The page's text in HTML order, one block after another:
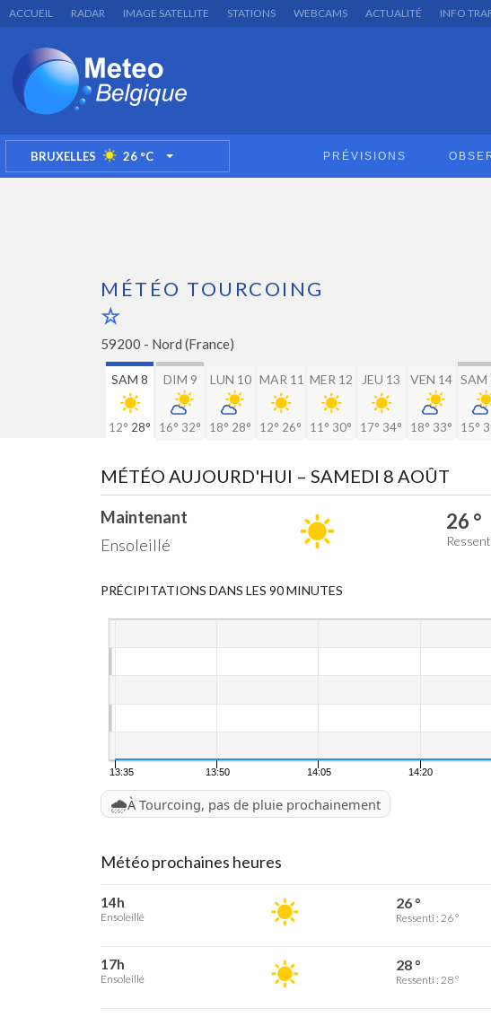
ACCUEIL RADAR IMAGE SATELLITE STATIONS WEBCAMS ACTUALITÉ INFO
BRUXELLES 26°C TOGGLE DROPDOWN PRÉVISIONS
MÉTÉO TOURCOING
59200 - Nord (France)
SAM 8
12° 28°
DIM 9
16° 32°
LUN 10
18° 28°
MAR 11
12° 26°
MER 12
11° 30°
JEU 13
17° 34°
VEN 14
18° 33°
SAM
15°
MÉTÉO AUJOURD'HUI – SAMEDI 8 AOÛT
Maintenant
Ensoleillé
26 °
PRÉCIPITATIONS DANS LES 90 MINUTES
13:35 13:50 14:05 14:20
🌧️À Tourcoing, pas de pluie prochainement
Météo prochaines heures
14h
Ensoleillé
26 °
Ressenti : 26 °
17h
Ensoleillé
28 °
Ressenti : 28 °